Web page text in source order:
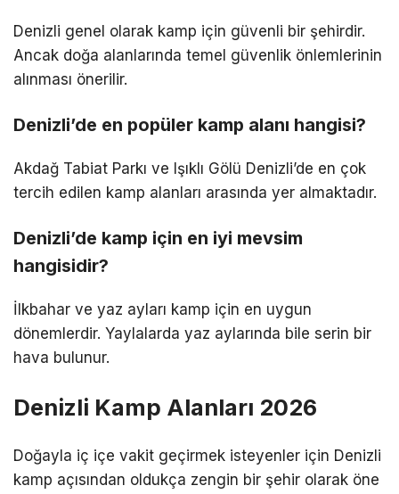
Denizli genel olarak kamp için güvenli bir şehirdir.
Ancak doğa alanlarında temel güvenlik önlemlerinin
alınması önerilir.
Denizli’de en popüler kamp alanı hangisi?
Akdağ Tabiat Parkı ve Işıklı Gölü Denizli’de en çok
tercih edilen kamp alanları arasında yer almaktadır.
Denizli’de kamp için en iyi mevsim
hangisidir?
İlkbahar ve yaz ayları kamp için en uygun
dönemlerdir. Yaylalarda yaz aylarında bile serin bir
hava bulunur.
Denizli Kamp Alanları 2026
Doğayla iç içe vakit geçirmek isteyenler için Denizli
kamp açısından oldukça zengin bir şehir olarak öne